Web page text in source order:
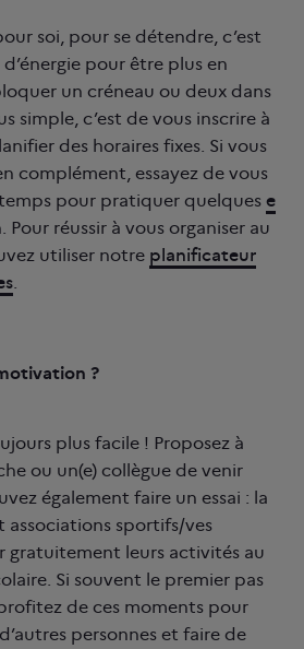
soi, pour se détendre, c’est
pour être plus en
un créneau ou deux dans
simple, c’est de vous inscrire à
des horaires fixes. Si vous
complément, essayez de vous
pour pratiquer quelques e
Pour réussir à vous organiser au
utiliser notre planificateur
.
?
plus facile ! Proposez à
ou un(e) collègue de venir
également faire un essai : la
associations sportifs/ves
gratuitement leurs activités au
Si souvent le premier pas
de ces moments pour
personnes et faire de